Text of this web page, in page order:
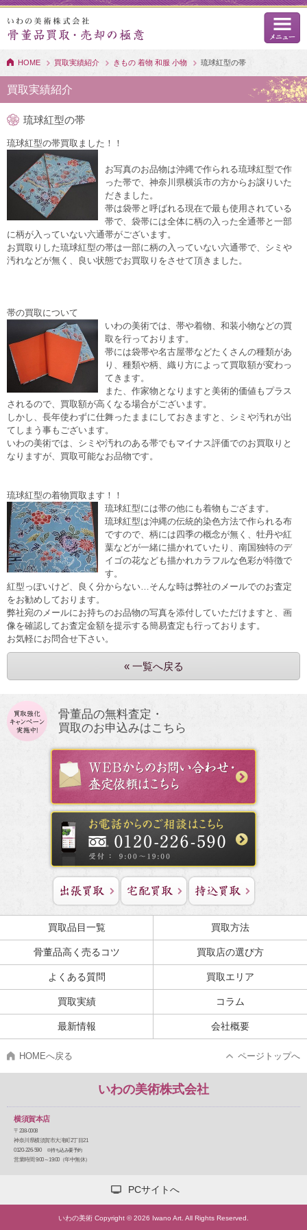
HOME 買取実績紹介 きもの 着物 和服 小物 琉球紅型の帯
買取実績紹介
琉球紅型の帯
琉球紅型の帯買取ました！！
お写真のお品物は沖縄で作られる琉球紅型で作
った帯で、神奈川県横浜市の方からお譲りいた
だきました。
帯は袋帯と呼ばれる現在で最も使用されている
帯で、袋帯には全体に柄の入った全通帯と一部
に柄が入っていない六通帯がございます。
お買取りした琉球紅型の帯は一部に柄の入っていない六通帯で、シミや
汚れなどが無く、良い状態でお買取りをさせて頂きました。
帯の買取について
いわの美術では、帯や着物、和装小物などの買
取を行っております。
帯には袋帯や名古屋帯などたくさんの種類があ
り、種類や柄、織り方によって買取額が変わっ
てきます。
また、作家物となりますと美術的価値もプラス
されるので、買取額が高くなる場合がございます。
しかし、長年使わずに仕舞ったままにしておきますと、シミや汚れが出
てしまう事もございます。
いわの美術では、シミや汚れのある帯でもマイナス評価でのお買取りと
なりますが、買取可能なお品物です。
琉球紅型の着物買取ます！！
琉球紅型には帯の他にも着物もござます。
琉球紅型は沖縄の伝統的染色方法で作られる布
ですので、柄には四季の概念が無く、牡丹や紅
葉などが一緒に描かれていたり、南国独特のデ
イゴの花なども描かれカラフルな色彩が特徴で
す。
紅型っぽいけど、良く分からない…そんな時は弊社のメールでのお査定
をお勧めしております。
弊社宛のメールにお持ちのお品物の写真を添付していただけますと、画
像を確認してお査定金額を提示する簡易査定も行っております。
お気軽にお問合せ下さい。
« 一覧へ戻る
骨董品の無料査定・
買取のお申込みはこちら
買取品目一覧 買取方法
骨董品高く売るコツ 買取店の選び方
よくある質問 買取エリア
買取実績 コラム
最新情報 会社概要
HOMEへ戻る ページトップへ
いわの美術株式会社
横須賀本店
〒238-0008
神奈川県横須賀市大滝町2丁目21
0120-226-590
※持ち込み要予約
営業時間 9:00～19:00（年中無休）
PCサイトへ
いわの美術 Copyright © 2026 Iwano Art. All Rights Reserved.